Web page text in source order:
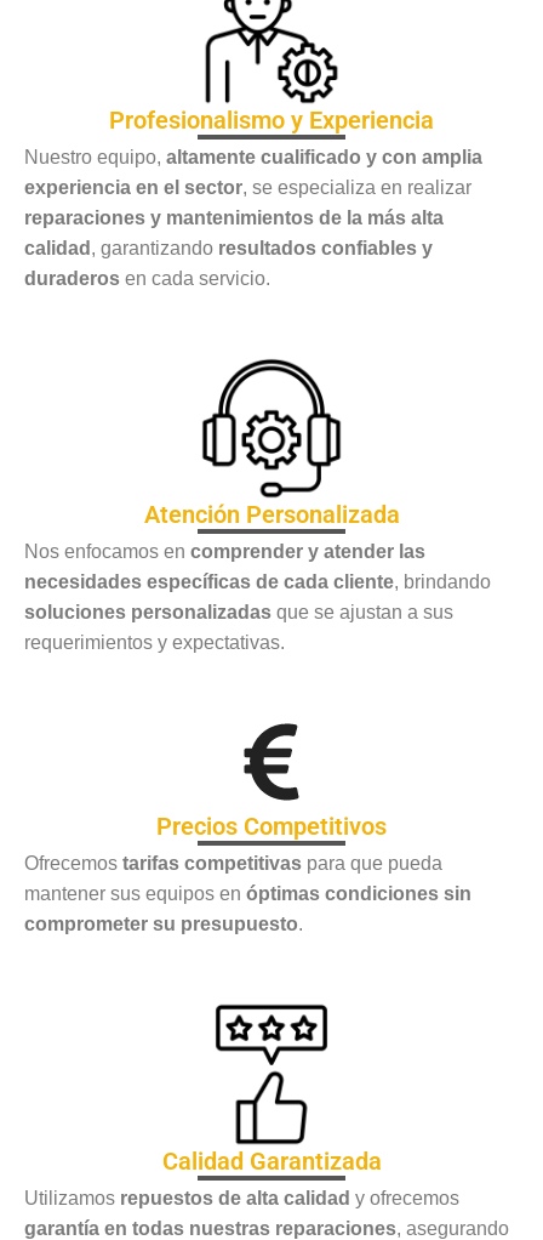
Profesionalismo y Experiencia
Nuestro equipo, altamente cualificado y con amplia
experiencia en el sector, se especializa en realizar
reparaciones y mantenimientos de la más alta
calidad , garantizando resultados confiables y
duraderos en cada servicio.
Atención Personalizada
Nos enfocamos en comprender y atender las
necesidades específicas de cada cliente, brindando
soluciones personalizadas que se ajustan a sus
requerimientos y expectativas.
Precios Competitivos
Ofrecemos tarifas competitivas para que pueda
mantener sus equipos en óptimas condiciones sin
comprometer su presupuesto.
Calidad Garantizada
Utilizamos repuestos de alta calidad y ofrecemos
garantía en todas nuestras reparaciones, asegurando